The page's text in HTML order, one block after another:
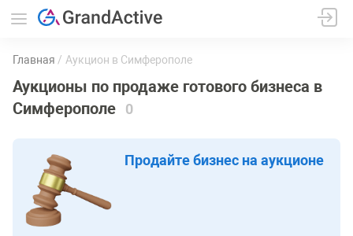
Главная Аукцион в Симферополе
Аукционы по продаже готового бизнеса в
Симферополе
0
Продайте бизнес на аукционе